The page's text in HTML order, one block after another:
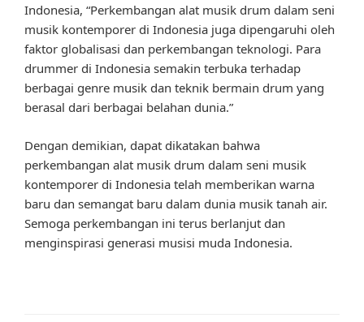
Indonesia, “Perkembangan alat musik drum dalam seni
musik kontemporer di Indonesia juga dipengaruhi oleh
faktor globalisasi dan perkembangan teknologi. Para
drummer di Indonesia semakin terbuka terhadap
berbagai genre musik dan teknik bermain drum yang
berasal dari berbagai belahan dunia.”
Dengan demikian, dapat dikatakan bahwa
perkembangan alat musik drum dalam seni musik
kontemporer di Indonesia telah memberikan warna
baru dan semangat baru dalam dunia musik tanah air.
Semoga perkembangan ini terus berlanjut dan
menginspirasi generasi musisi muda Indonesia.